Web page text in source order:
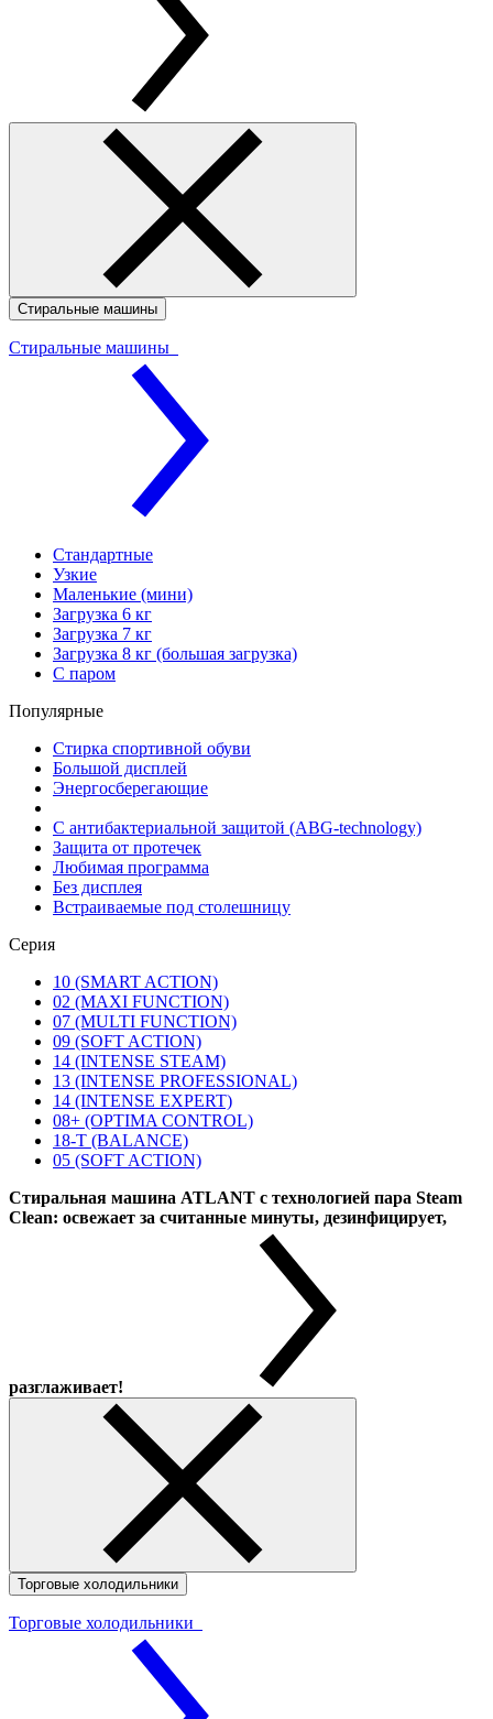
Стиральные машины
Стиральные машины
Стандартные
Узкие
Маленькие (мини)
Загрузка 6 кг
Загрузка 7 кг
Загрузка 8 кг (большая загрузка)
С паром
Популярные
Стирка спортивной обуви
Большой дисплей
Энергосберегающие
С антибактериальной защитой (ABG-technology)
Защита от протечек
Любимая программа
Без дисплея
Встраиваемые под столешницу
Серия
10 (SMART ACTION)
02 (MAXI FUNCTION)
07 (MULTI FUNCTION)
09 (SOFT ACTION)
14 (INTENSE STEAM)
13 (INTENSE PROFESSIONAL)
14 (INTENSE EXPERT)
08+ (OPTIMA CONTROL)
18-T (BALANCE)
05 (SOFT ACTION)
Стиральная машина ATLANT с технологией пара Steam
Clean: освежает за считанные минуты, дезинфицирует,
разглаживает!
Торговые холодильники
Торговые холодильники